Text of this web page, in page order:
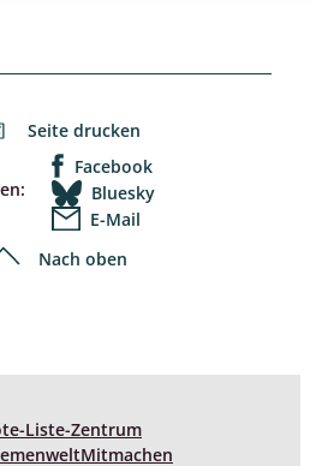
Seite drucken
Facebook
Bluesky
E-Mail
Nach oben
Liste-Zentrum
Mitmachen